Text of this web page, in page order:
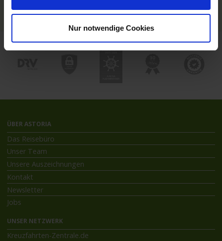
Nur notwendige Cookies
Kreuzfahrthäfen
ÜBER ASTORIA
Das Reisebüro
Unser Team
Unsere Auszeichnungen
Kontakt
Newsletter
Jobs
UNSER NETZWERK
Kreuzfahrten-Zentrale.de